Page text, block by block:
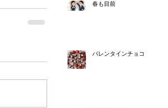
春も目前
バレンタインチョコ